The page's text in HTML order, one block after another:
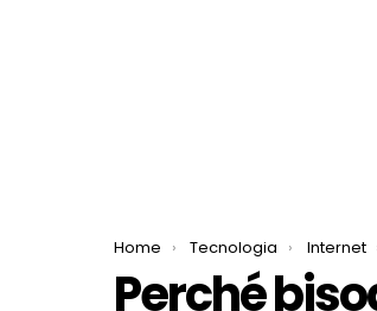
You are here:
Home Tecnologia Internet
Perché